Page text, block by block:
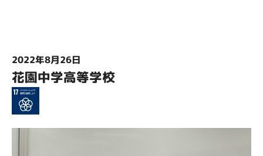
2022年8月26日
花園中学高等学校